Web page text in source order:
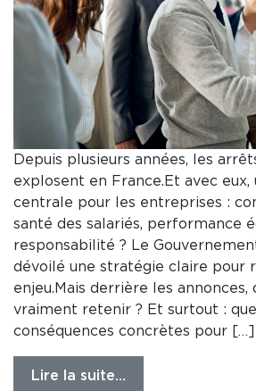
Depuis plusieurs années, les
explosent en France.Et avec eux,
centrale pour les entreprises :
santé des salariés, performance
responsabilité ? Le
dévoilé une stratégie claire pour
enjeu.Mais derrière les annonces,
vraiment retenir ? Et surtout :
conséquences concrètes pour […]
Lire la suite…